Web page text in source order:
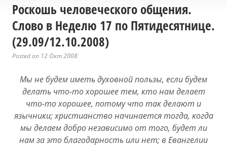
Роскошь человеческого общения.
Слово в Неделю 17 по Пятидесятнице.
(29.09/12.10.2008)
Posted on 12 Окт 2008
Мы не будем иметь духовной пользы, если будем
делать что-то хорошее тем, кто нам делает
что-то хорошее, потому что так делают и
язычники; христианство начинается тогда, когда
мы делаем добро независимо от того, будет ли
нам за это благодарность или нет; в Евангелии